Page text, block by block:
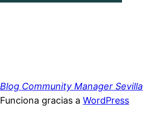
Blog Community Manager Sevilla
Funciona gracias a WordPress